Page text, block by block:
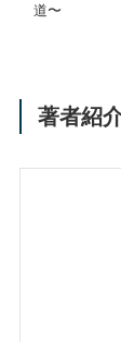
道〜
著者紹